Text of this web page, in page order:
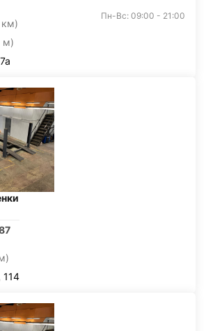
км)
м)
Пн-Вс: 09:00 - 21:00
114